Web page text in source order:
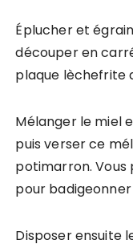
Éplucher et
découper en
plaque lèchefrite
Mélanger le miel
puis verser ce
potimarron. Vous
pour
Disposer ensuite